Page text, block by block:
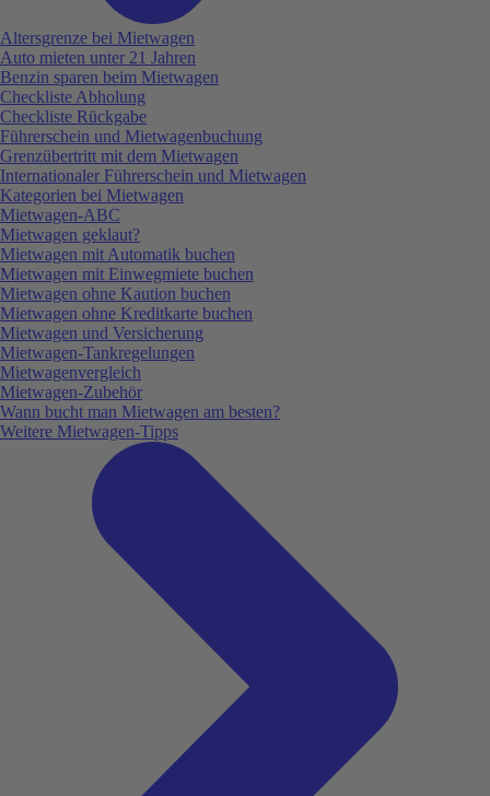
Altersgrenze bei Mietwagen
Auto mieten unter 21 Jahren
Benzin sparen beim Mietwagen
Checkliste Abholung
Checkliste Rückgabe
Führerschein und Mietwagenbuchung
Grenzübertritt mit dem Mietwagen
Internationaler Führerschein und Mietwagen
Kategorien bei Mietwagen
Mietwagen-ABC
Mietwagen geklaut?
Mietwagen mit Automatik buchen
Mietwagen mit Einwegmiete buchen
Mietwagen ohne Kaution buchen
Mietwagen ohne Kreditkarte buchen
Mietwagen und Versicherung
Mietwagen-Tankregelungen
Mietwagenvergleich
Mietwagen-Zubehör
Wann bucht man Mietwagen am besten?
Weitere Mietwagen-Tipps